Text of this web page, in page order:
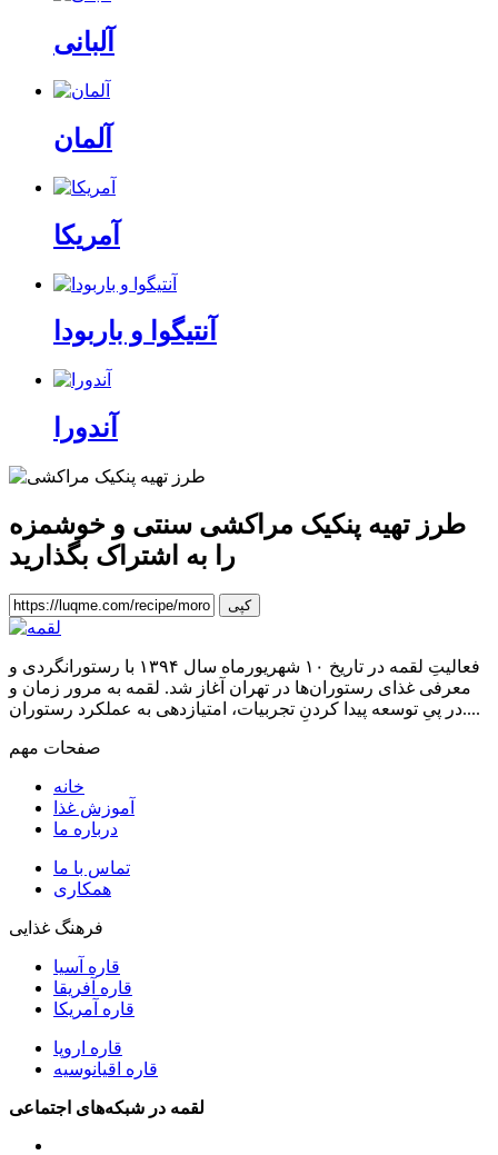
آلبانی
آلمان
آمریکا
آنتیگوا و باربودا
آندورا
طرز تهیه پنکیک مراکشی سنتی و خوشمزه
را به اشتراک بگذارید
کپی
فعالیتِ لقمه در تاریخ ۱۰ شهریورماه سال ۱۳۹۴ با رستورانگردی و
معرفی غذای رستوران‌ها در تهران آغاز شد. لقمه به مرور زمان و
در پیِ توسعه پیدا کردنِ تجربیات، امتیازدهی به عملکرد رستوران....
صفحات مهم
خانه
آموزش غذا
درباره ما
تماس با ما
همکاری
فرهنگ غذایی
قاره آسیا
قاره آفریقا
قاره آمریکا
قاره اروپا
قاره اقیانوسیه
لقمه در شبکه‌های اجتماعی